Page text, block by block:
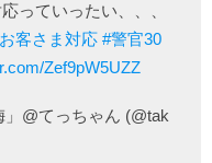
っていったい、、、
客さま対応 #警官30
Zef9pW5UZZ
@てっちゃん (@tak